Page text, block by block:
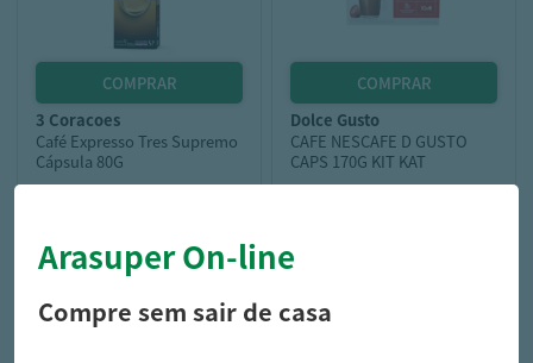
3 coracoes
Café Expresso Tres Supremo
Cápsula 80G
27,49
dolce gusto
CAFE NESCAFE D GUSTO
CAPS 170G KIT KAT
Arasuper On-line
Compre sem sair de casa